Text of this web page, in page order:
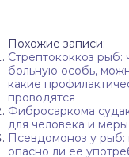
Похожие записи:
Стрептококкоз рыб:
больную особь,
какие
проводятся
Фибросаркома
для человека и
Псевдомоноз у рыб:
опасно ли ее